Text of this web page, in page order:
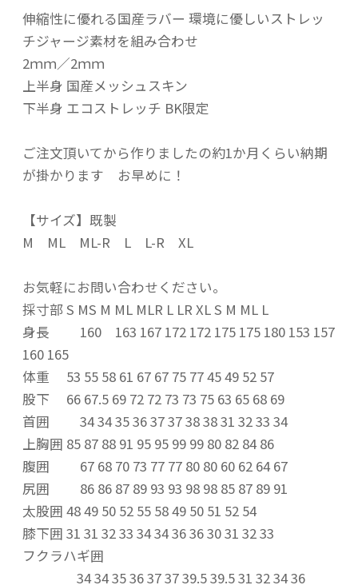
伸縮性に優れる国産ラバー 環境に優しいストレッ
チジャージ素材を組み合わせ
2ｍｍ／2ｍｍ
上半身 国産メッシュスキン
下半身 エコストレッチ BK限定
ご注文頂いてから作りましたの約1か月くらい納期
が掛かります お早めに！
【サイズ】既製
M ML ML-R L L-R XL
お気軽にお問い合わせください。
採寸部 S MS M ML MLR L LR XL S M ML L
身長 160 163 167 172 172 175 175 180 153 157
160 165
体重 53 55 58 61 67 67 75 77 45 49 52 57
股下 66 67.5 69 72 72 73 73 75 63 65 68 69
首囲 34 34 35 36 37 37 38 38 31 32 33 34
上胸囲 85 87 88 91 95 95 99 99 80 82 84 86
腹囲 67 68 70 73 77 77 80 80 60 62 64 67
尻囲 86 86 87 89 93 93 98 98 85 87 89 91
太股囲 48 49 50 52 55 58 49 50 51 52 54
膝下囲 31 31 32 33 34 34 36 36 30 31 32 33
フクラハギ囲
34 34 35 36 37 37 39.5 39.5 31 32 34 36